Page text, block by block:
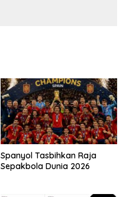
Spanyol Tasbihkan Raja
Sepakbola Dunia 2026